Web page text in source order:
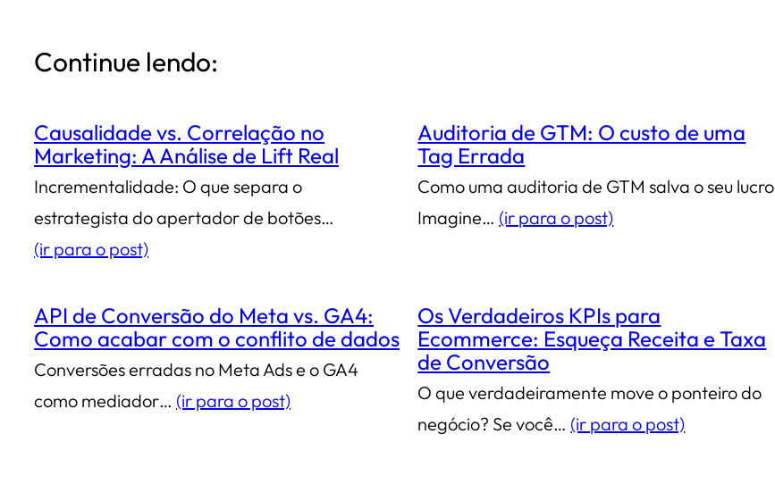
Continue lendo:
Causalidade vs. Correlação no
Marketing: A Análise de Lift Real
Incrementalidade: O que separa o
estrategista do apertador de botões…
(ir para o post)
Auditoria de GTM: O custo de uma
Tag Errada
Como uma auditoria de GTM salva o seu lucro
Imagine… (ir para o post)
API de Conversão do Meta vs. GA4:
Como acabar com o conflito de dados
Conversões erradas no Meta Ads e o GA4
como mediador… (ir para o post)
Os Verdadeiros KPIs para
Ecommerce: Esqueça Receita e Taxa
de Conversão
O que verdadeiramente move o ponteiro do
negócio? Se você… (ir para o post)